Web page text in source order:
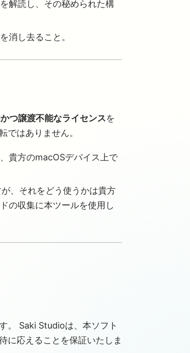
解読し、その秘められた構
消し去ること。
つ譲渡不能なライセンスを
ではありません。
貴方のmacOSデバイス上で
、それをどう使うかは貴方
の収集に本ツールを使用し
。 Saki Studioは、本ソフト
に応えることを保証いたしま